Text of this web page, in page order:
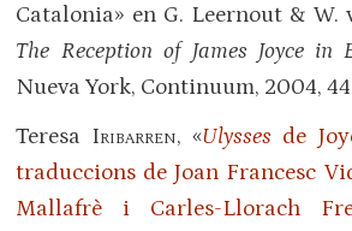
Catalonia» en G. Leernout & W.
The Reception of James Joyce in
Nueva York, Continuum, 2004,
Teresa Iribarren, «Ulysses de
traduccions de Joan Francesc
Mallafrè i Carles-Llorach